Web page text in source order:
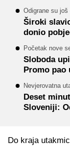
Odigrane su
Široki
donio
Početak nove
Sloboda
Promo pao
Nevjerovatna
Deset
Sloveniji:
Do kraja